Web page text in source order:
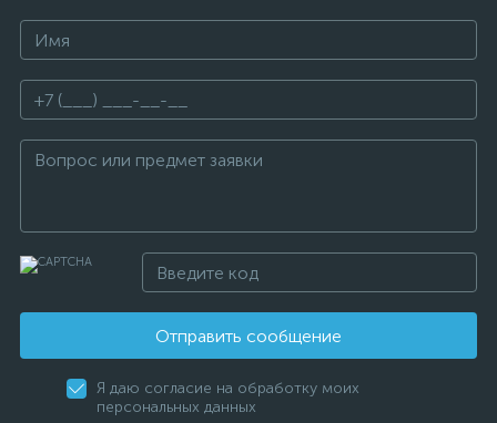
Отправить сообщение
Я даю согласие на обработку моих
персональных данных